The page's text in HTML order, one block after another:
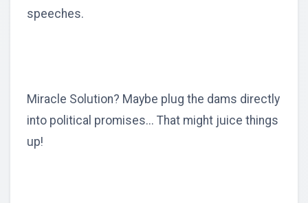
speeches.
Miracle Solution? Maybe plug the dams directly
into political promises... That might juice things
up!